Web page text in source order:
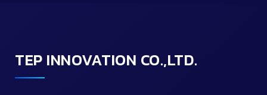
TEP INNOVATION CO.,LTD.